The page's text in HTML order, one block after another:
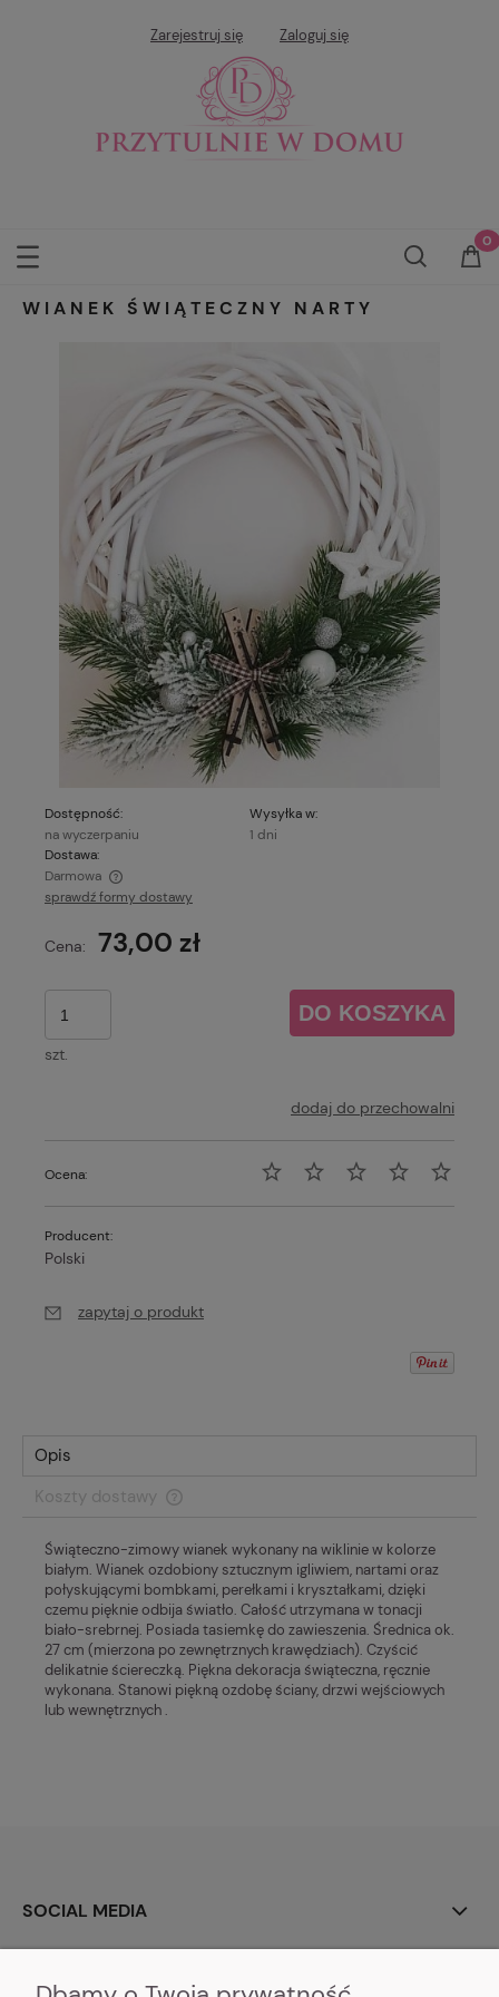
Zarejestruj się Zaloguj się
WIANEK ŚWIĄTECZNY NARTY
Dostępność:
na wyczerpaniu
Wysyłka w:
1 dni
Dostawa:
Darmowa
Cena nie zawiera ewentualnych kosztów płatności
sprawdź formy dostawy
Cena: 73,00 zł
szt.
DO KOSZYKA
dodaj do przechowalni
Ocena:
Producent:
Polski
zapytaj o produkt
Opis
Koszty dostawy
Cena nie zawiera ewentualnych kosztów płatności
Świąteczno-zimowy wianek wykonany na wiklinie w kolorze
białym. Wianek ozdobiony sztucznym igliwiem, nartami oraz
połyskującymi bombkami, perełkami i kryształkami, dzięki
czemu pięknie odbija światło. Całość utrzymana w tonacji
biało-srebrnej. Posiada tasiemkę do zawieszenia. Średnica ok.
27 cm (mierzona po zewnętrznych krawędziach). Czyścić
delikatnie ściereczką. Piękna dekoracja świąteczna, ręcznie
wykonana. Stanowi piękną ozdobę ściany, drzwi wejściowych
lub wewnętrznych .
SOCIAL MEDIA